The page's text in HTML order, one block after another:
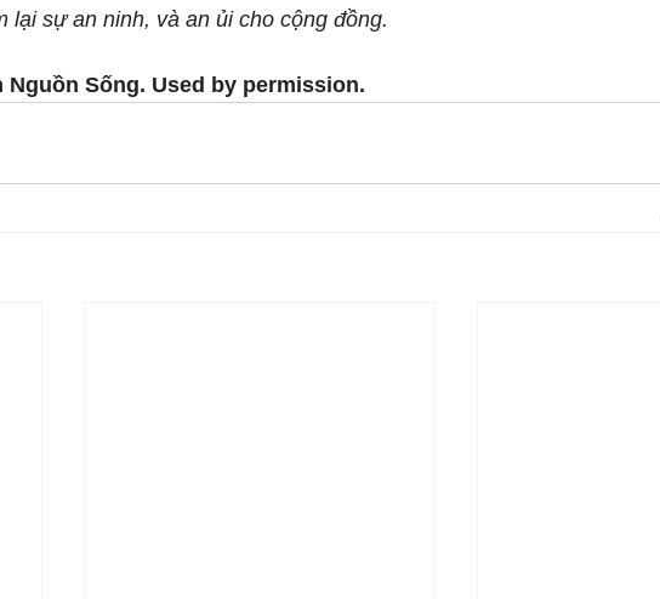
lại sự an ninh, và an ủi cho cộng đồng.
Nguồn Sống. Used by permission.